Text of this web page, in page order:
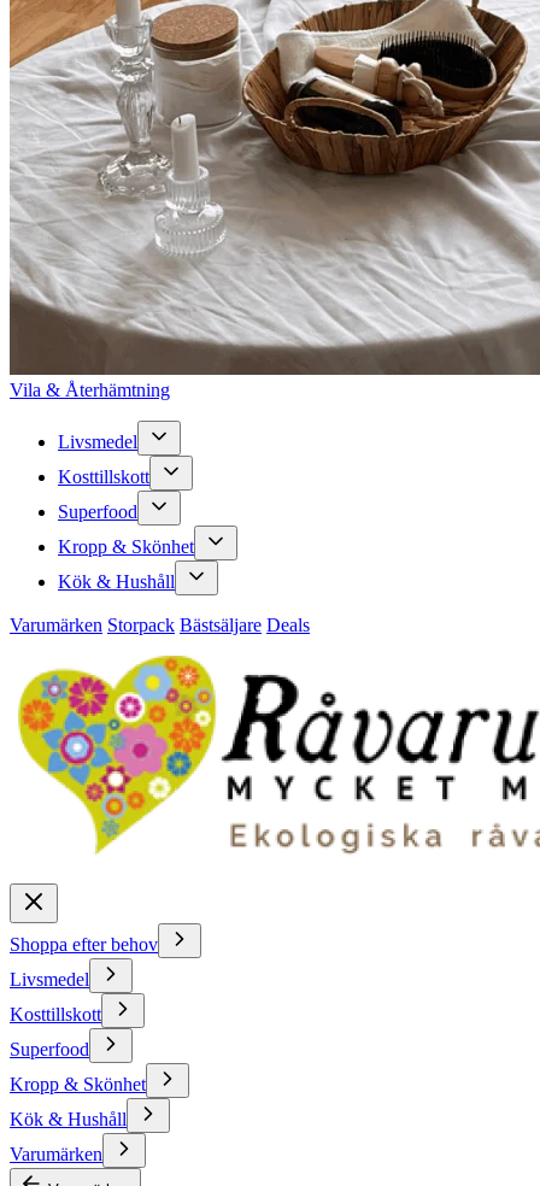
Vila & Återhämtning
Livsmedel
Kosttillskott
Superfood
Kropp & Skönhet
Kök & Hushåll
Varumärken Storpack Bästsäljare Deals
Shoppa efter behov
Livsmedel
Kosttillskott
Superfood
Kropp & Skönhet
Kök & Hushåll
Varumärken